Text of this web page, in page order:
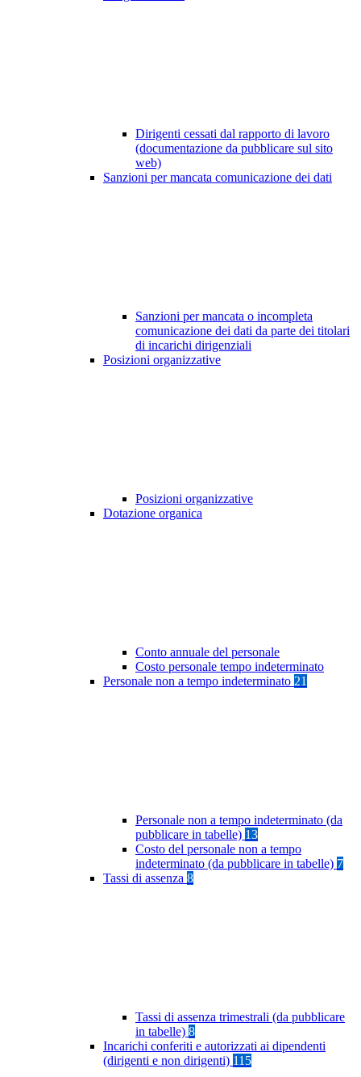
Dirigenti cessati dal rapporto di lavoro
(documentazione da pubblicare sul sito
web)
Sanzioni per mancata comunicazione dei dati
Sanzioni per mancata o incompleta
comunicazione dei dati da parte dei titolari
di incarichi dirigenziali
Posizioni organizzative
Posizioni organizzative
Dotazione organica
Conto annuale del personale
Costo personale tempo indeterminato
Personale non a tempo indeterminato 21
Personale non a tempo indeterminato (da
pubblicare in tabelle) 13
Costo del personale non a tempo
indeterminato (da pubblicare in tabelle) 7
Tassi di assenza 8
Tassi di assenza trimestrali (da pubblicare
in tabelle) 8
Incarichi conferiti e autorizzati ai dipendenti
(dirigenti e non dirigenti) 115